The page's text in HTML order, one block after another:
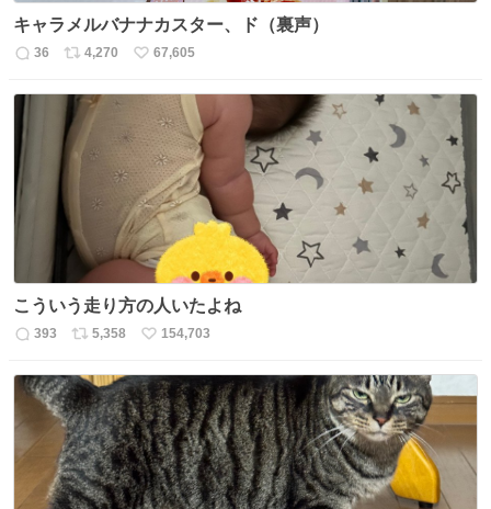
キャラメルバナナカスター、ド（裏声）
返
数
36
リ
ス
ト
数
4,270
い
67,605
こういう走り方の人いたよね
返
数
393
リ
ス
ト
数
5,358
い
ね
数
154,703